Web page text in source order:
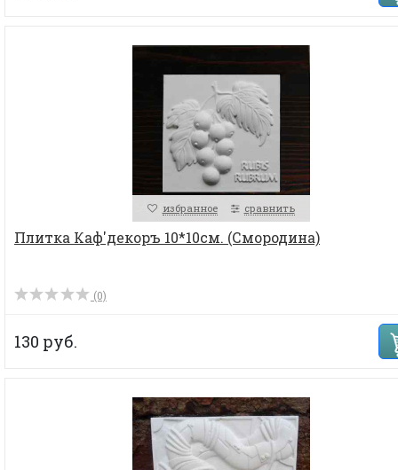
избранное сравнить
Плитка Каф'декоръ 10*10см. (Смородина)
(0)
130 руб.